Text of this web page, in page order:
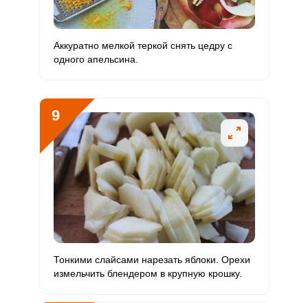
Аккуратно мелкой теркой снять цедру с
одного апельсина.
9
Тонкими слайсами нарезать яблоки. Орехи
измельчить блендером в крупную крошку.